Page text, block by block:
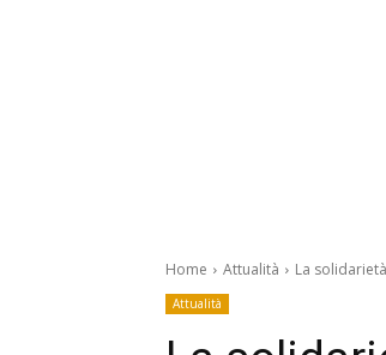
Home Attualità La
Attualità